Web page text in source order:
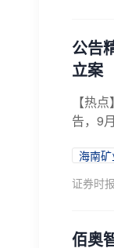
公告
立案
【热
告，9
海南矿
证券时
佰奥